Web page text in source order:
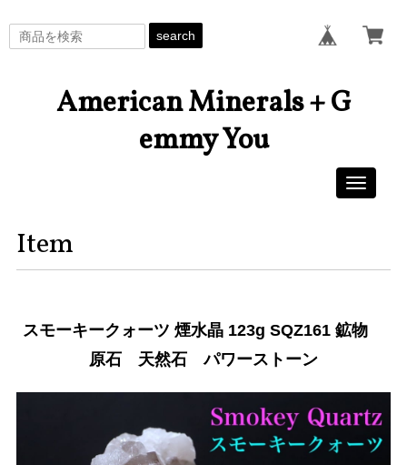
search
American Minerals + G
emmy You
Toggle
Item
スモーキークォーツ 煙水晶 123g SQZ161 鉱物
原石 天然石 パワーストーン